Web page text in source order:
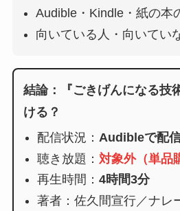
Audible・Kindle・紙の本
向いている人・向いてい
結論：『ごきげんになる技
ける？
配信状況： Audibleで配
聴き放題： 対象外（単品
再生時間： 4時間3分
著者：佐久間宣行／ナレ